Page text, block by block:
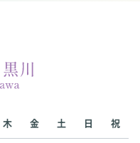
木 金 土 日 祝